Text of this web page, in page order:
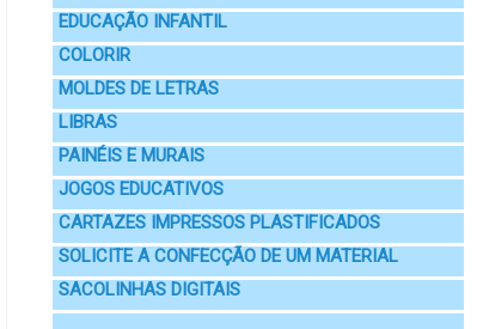
EDUCAÇÃO INFANTIL
COLORIR
MOLDES DE LETRAS
LIBRAS
PAINÉIS E MURAIS
JOGOS EDUCATIVOS
CARTAZES IMPRESSOS PLASTIFICADOS
SOLICITE A CONFECÇÃO DE UM MATERIAL
SACOLINHAS DIGITAIS